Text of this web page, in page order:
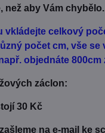
než aby Vám chybělo.
vkládejte celkový
počet cm, vše
objednáte
záclon:
30 Kč
na e-mail ke